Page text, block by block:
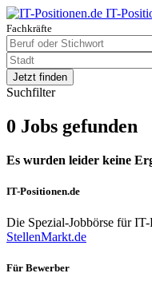
IT-
Fachkräfte
Jetzt finden
Suchfilter
0 Jobs gefunden
Es wurden leider keine
IT-Positionen.de
Die Spezial-Jobbörse für
StellenMarkt.de
Für Bewerber